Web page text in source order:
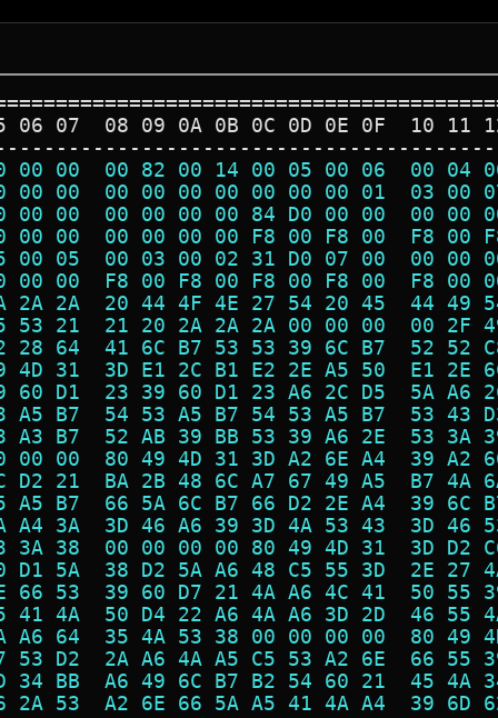
06 07  08 09 0A 0B 0C 0D 0E 0F  10 11
00 00  00 82 00 14 00 05 00 06  00
00 00  00 00 00 00 00 00 00 01  03
00 00  00 00 00 00 84 D0 00 00  00
00 00  00 00 00 00 F8 00 F8 00  F8
00 05  00 03 00 02 31 D0 07 00  00
00 00  F8 00 F8 00 F8 00 F8 00  F8
2A 2A  20 44 4F 4E 27 54 20 45  44
53 21  21 20 2A 2A 2A 00 00 00  00
28 64  41 6C B7 53 53 39 6C B7  52
4D 31  3D E1 2C B1 E2 2E A5 50  E1
60 D1  23 39 60 D1 23 A6 2C D5  5A
A5 B7  54 53 A5 B7 54 53 A5 B7  53
A3 B7  52 AB 39 BB 53 39 A6 2E  53
00 00  80 49 4D 31 3D A2 6E A4  39
D2 21  BA 2B 48 6C A7 67 49 A5  B7
A5 B7  66 5A 6C B7 66 D2 2E A4  39
A4 3A  3D 46 A6 39 3D 4A 53 43  3D
3A 38  00 00 00 00 80 49 4D 31  3D
D1 5A  38 D2 5A A6 48 C5 55 3D  2E
66 53  39 60 D7 21 4A A6 4C 41  50
41 4A  50 D4 22 A6 4A A6 3D 2D  46
A6 64  35 4A 53 38 00 00 00 00  80
53 D2  2A A6 4A A5 C5 53 A2 6E  66
34 BB  A6 49 6C B7 B2 54 60 21  45
2A 53  A2 6E 66 5A A5 41 4A A4  39